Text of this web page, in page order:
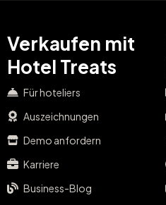
Verkaufen mit
Hotel Treats
Für hoteliers
Auszeichnungen
Demo anfordern
Karriere
Business-Blog